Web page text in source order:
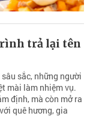
trả lại tên
sắc, những người
mài làm nhiệm vụ.
định, mà còn mở ra
quê hương, gia